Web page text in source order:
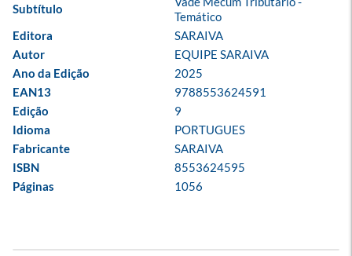
Subtítulo
Temático
Editora
SARAIVA
Autor
EQUIPE SARAIVA
Ano da Edição
2025
EAN13
9788553624591
Edição
9
Idioma
PORTUGUES
Fabricante
SARAIVA
ISBN
8553624595
Páginas
1056